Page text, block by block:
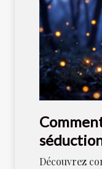
de
Découvrez